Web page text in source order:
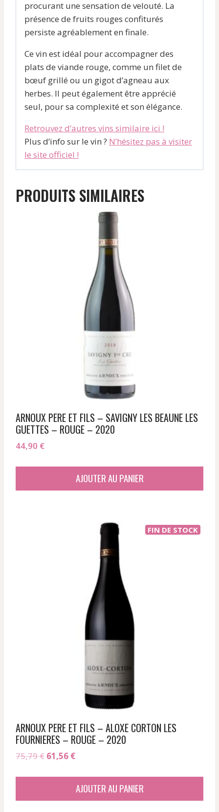
procurant une sensation de velouté. La
présence de fruits rouges confiturés
persiste agréablement en finale.
Ce vin est idéal pour accompagner des
plats de viande rouge, comme un filet de
bœuf grillé ou un gigot d’agneau aux
herbes. Il peut également être apprécié
seul, pour sa complexité et son élégance.
Retrouvez d’autres vins similaire ici !
Plus d’info sur le vin ? N’hésitez pas à visiter
le site officiel !
PRODUITS SIMILAIRES
ARNOUX PERE ET FILS – SAVIGNY LES BEAUNE LES
GUETTES – ROUGE – 2020
44,90 €
AJOUTER AU PANIER
FIN DE STOCK
ARNOUX PERE ET FILS – ALOXE CORTON LES
FOURNIERES – ROUGE – 2020
75,79€ Le
61,56 €Le
est :
AJOUTER AU PANIER